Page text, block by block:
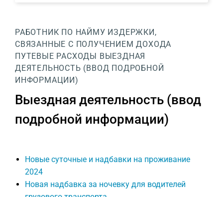
РАБОТНИК ПО НАЙМУ ИЗДЕРЖКИ,
СВЯЗАННЫЕ С ПОЛУЧЕНИЕМ ДОХОДА
ПУТЕВЫЕ РАСХОДЫ ВЫЕЗДНАЯ
ДЕЯТЕЛЬНОСТЬ (ВВОД ПОДРОБНОЙ
ИНФОРМАЦИИ)
Выездная деятельность (ввод
подробной информации)
Новые суточные и надбавки на проживание
2024
Новая надбавка за ночевку для водителей